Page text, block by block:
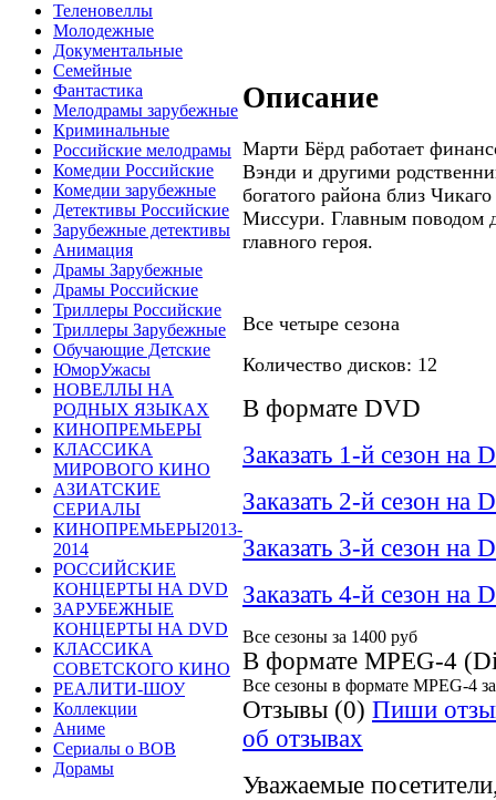
Теленовеллы
Молодежные
Документальные
Семейные
Фантастика
Мелодрамы зарубежные
Криминальные
Российские мелодрамы
Комедии Российские
Комедии зарубежные
Детективы Российские
Зарубежные детективы
Анимация
Драмы Зарубежные
Драмы Российские
Триллеры Российские
Триллеры Зарубежные
Обучающие Детские
ЮморУжасы
НОВЕЛЛЫ НА
РОДНЫХ ЯЗЫКАХ
КИНОПРЕМЬЕРЫ
КЛАССИКА
МИРОВОГО КИНО
АЗИАТСКИЕ
СЕРИАЛЫ
КИНОПРЕМЬЕРЫ2013-
2014
РОССИЙСКИЕ
КОНЦЕРТЫ НА DVD
ЗАРУБЕЖНЫЕ
КОНЦЕРТЫ НА DVD
КЛАССИКА
СОВЕТСКОГО КИНО
РЕАЛИТИ-ШОУ
Коллекции
Аниме
Сериалы о ВОВ
Дорамы
Описание
Марти Бёрд работает
Вэнди и другими
богатого района близ
Миссури. Главным поводом
главного героя.
Все четыре сезона
Количество дисков: 12
В формате DVD
Заказать 1-й сезон на
Заказать 2-й сезон на
Заказать 3-й сезон на
Заказать 4-й сезон на
Все сезоны за 1400 руб
В формате MPEG-4
Все сезоны в формате MPEG-4
Отзывы (0) Пиши
об отзывах
Уважаемые